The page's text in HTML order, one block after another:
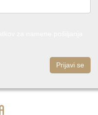
Prijavi se